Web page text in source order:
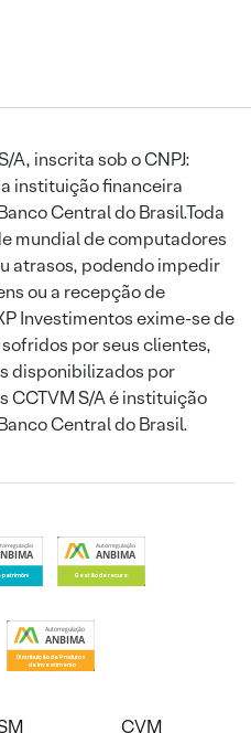
A, inscrita sob o CNPJ:
instituição financeira
Central do Brasil.Toda
mundial de computadores
atrasos, podendo impedir
ou a recepção de
Investimentos exime-se de
por seus clientes,
disponibilizados por
CCTVM S/A é instituição
Central do Brasil.
CVM